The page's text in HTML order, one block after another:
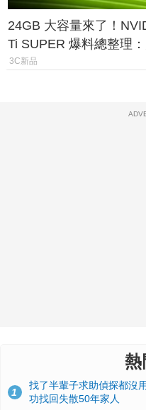
24GB 大容量來了！
Ti SUPER 爆料總整理
上市時間
3C新品
熱
1
找了半輩子求助偵探都沒
功找回失散50年家人